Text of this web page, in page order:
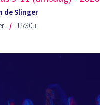
de Slinger
15:30u